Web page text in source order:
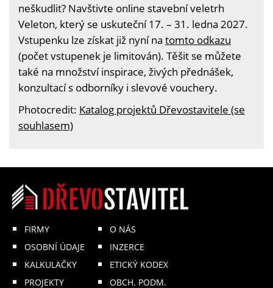
neškudlit? Navštivte online stavební veletrh
Veleton, který se uskuteční 17. – 31. ledna 2027.
Vstupenku lze získat již nyní na tomto odkazu
(počet vstupenek je limitován). Těšit se můžete
také na množství inspirace, živých přednášek,
konzultací s odborníky i slevové vouchery.
Photocredit: Katalog projektů Dřevostavitele (se
souhlasem)
FIRMY
OSOBNÍ ÚDAJE
KALKULAČKY
PROJEKTY
O NÁS
INZERCE
ETICKÝ KODEX
OBCH. PODM.